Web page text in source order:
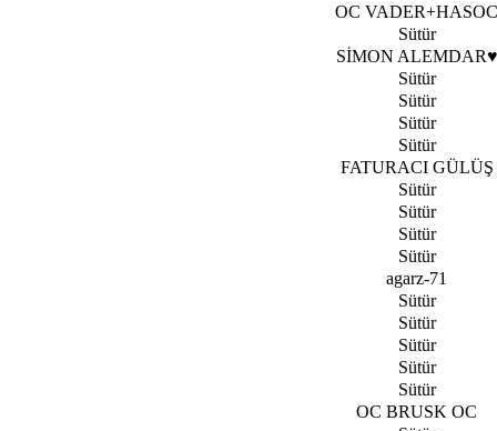
OC VADER+HASOC
Sütür
SİMON ALEMDAR♥
Sütür
Sütür
Sütür
Sütür
FATURACI GÜLÜŞ
Sütür
Sütür
Sütür
Sütür
agarz-71
Sütür
Sütür
Sütür
Sütür
Sütür
OC BRUSK OC